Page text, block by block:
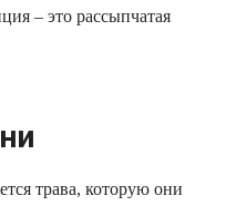
– это рассыпчатая
трава, которую они